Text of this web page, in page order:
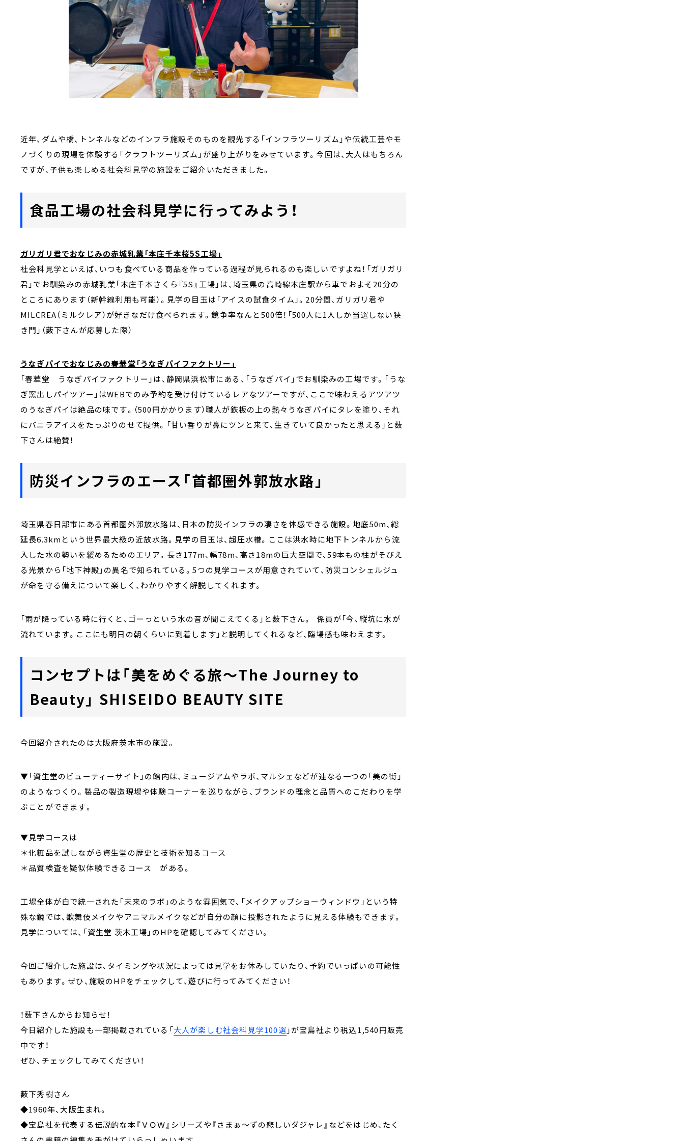
近年、ダムや橋、トンネルなどのインフラ施設そのものを観光する「インフラツーリズム」や伝統工芸やモ
ノづくりの現場を体験する「クラフトツーリズム」が盛り上がりをみせています。今回は、大人はもちろん
ですが、子供も楽しめる社会科見学の施設をご紹介いただきました。
食品工場の社会科見学に行ってみよう！
ガリガリ君でおなじみの赤城乳業「本庄千本桜5S工場」
社会科見学といえば、いつも食べている商品を作っている過程が見られるのも楽しいですよね！「ガリガリ
君」でお馴染みの赤城乳業「本庄千本さくら『5S』工場」は、埼玉県の高崎線本庄駅から車でおよそ20分の
ところにあります（新幹線利用も可能）。見学の目玉は「アイスの試食タイム」。20分間、ガリガリ君や
MILCREA（ミルクレア）が好きなだけ食べられます。競争率なんと500倍！「500人に1人しか当選しない狭
き門」（薮下さんが応募した際）
うなぎパイでおなじみの春華堂「うなぎパイファクトリー」
「春華堂 うなぎパイファクトリー」は、静岡県浜松市にある、「うなぎパイ」でお馴染みの工場です。「うな
ぎ窯出しパイツアー」はWEBでのみ予約を受け付けているレアなツアーですが、ここで味わえるアツアツ
のうなぎパイは絶品の味です。（500円かかります）職人が鉄板の上の熱々うなぎパイにタレを塗り、それ
にバニラアイスをたっぷりのせて提供。「甘い香りが鼻にツンと来て、生きていて良かったと思える」と薮
下さんは絶賛！
防災インフラのエース「首都圏外郭放水路」
埼玉県春日部市にある首都圏外郭放水路は、日本の防災インフラの凄さを体感できる施設。地底50m、総
延長6.3kmという世界最大級の近放水路。見学の目玉は、超圧水槽。ここは洪水時に地下トンネルから流
入した水の勢いを緩めるためのエリア。長さ177m、幅78m、高さ18mの巨大空間で、59本もの柱がそびえ
る光景から「地下神殿」の異名で知られている。5つの見学コースが用意されていて、防災コンシェルジュ
が命を守る備えについて楽しく、わかりやすく解説してくれます。
「雨が降っている時に行くと、ゴーっという水の音が聞こえてくる」と薮下さん。 係員が「今、縦坑に水が
流れています。ここにも明日の朝くらいに到着します」と説明してくれるなど、臨場感も味わえます。
コンセプトは「美をめぐる旅～The Journey to
Beauty」 SHISEIDO BEAUTY SITE
今回紹介されたのは大阪府茨木市の施設。
▼「資生堂のビューティーサイト」の館内は、ミュージアムやラボ、マルシェなどが連なる一つの「美の街」
のようなつくり。製品の製造現場や体験コーナーを巡りながら、ブランドの理念と品質へのこだわりを学
ぶことができます。
▼見学コースは
＊化粧品を試しながら資生堂の歴史と技術を知るコース
＊品質検査を疑似体験できるコース がある。
工場全体が白で統一された「未来のラボ」のような雰囲気で、「メイクアップショーウィンドウ」という特
殊な鏡では、歌舞伎メイクやアニマルメイクなどが自分の顔に投影されたように見える体験もできます。
見学については、「資生堂 茨木工場」のHPを確認してみてください。
今回ご紹介した施設は、タイミングや状況によっては見学をお休みしていたり、予約でいっぱいの可能性
もあります。ぜひ、施設のHPをチェックして、遊びに行ってみてください！
！薮下さんからお知らせ！
今日紹介した施設も一部掲載されている「大人が楽しむ社会科見学100選 」が宝島社より税込1,540円販売
中です！
ぜひ、チェックしてみてください！
薮下秀樹さん
◆1960年、大阪生まれ。
◆宝島社を代表する伝説的な本『ＶＯＷ』シリーズや『さまぁ～ずの悲しいダジャレ』などをはじめ、たく